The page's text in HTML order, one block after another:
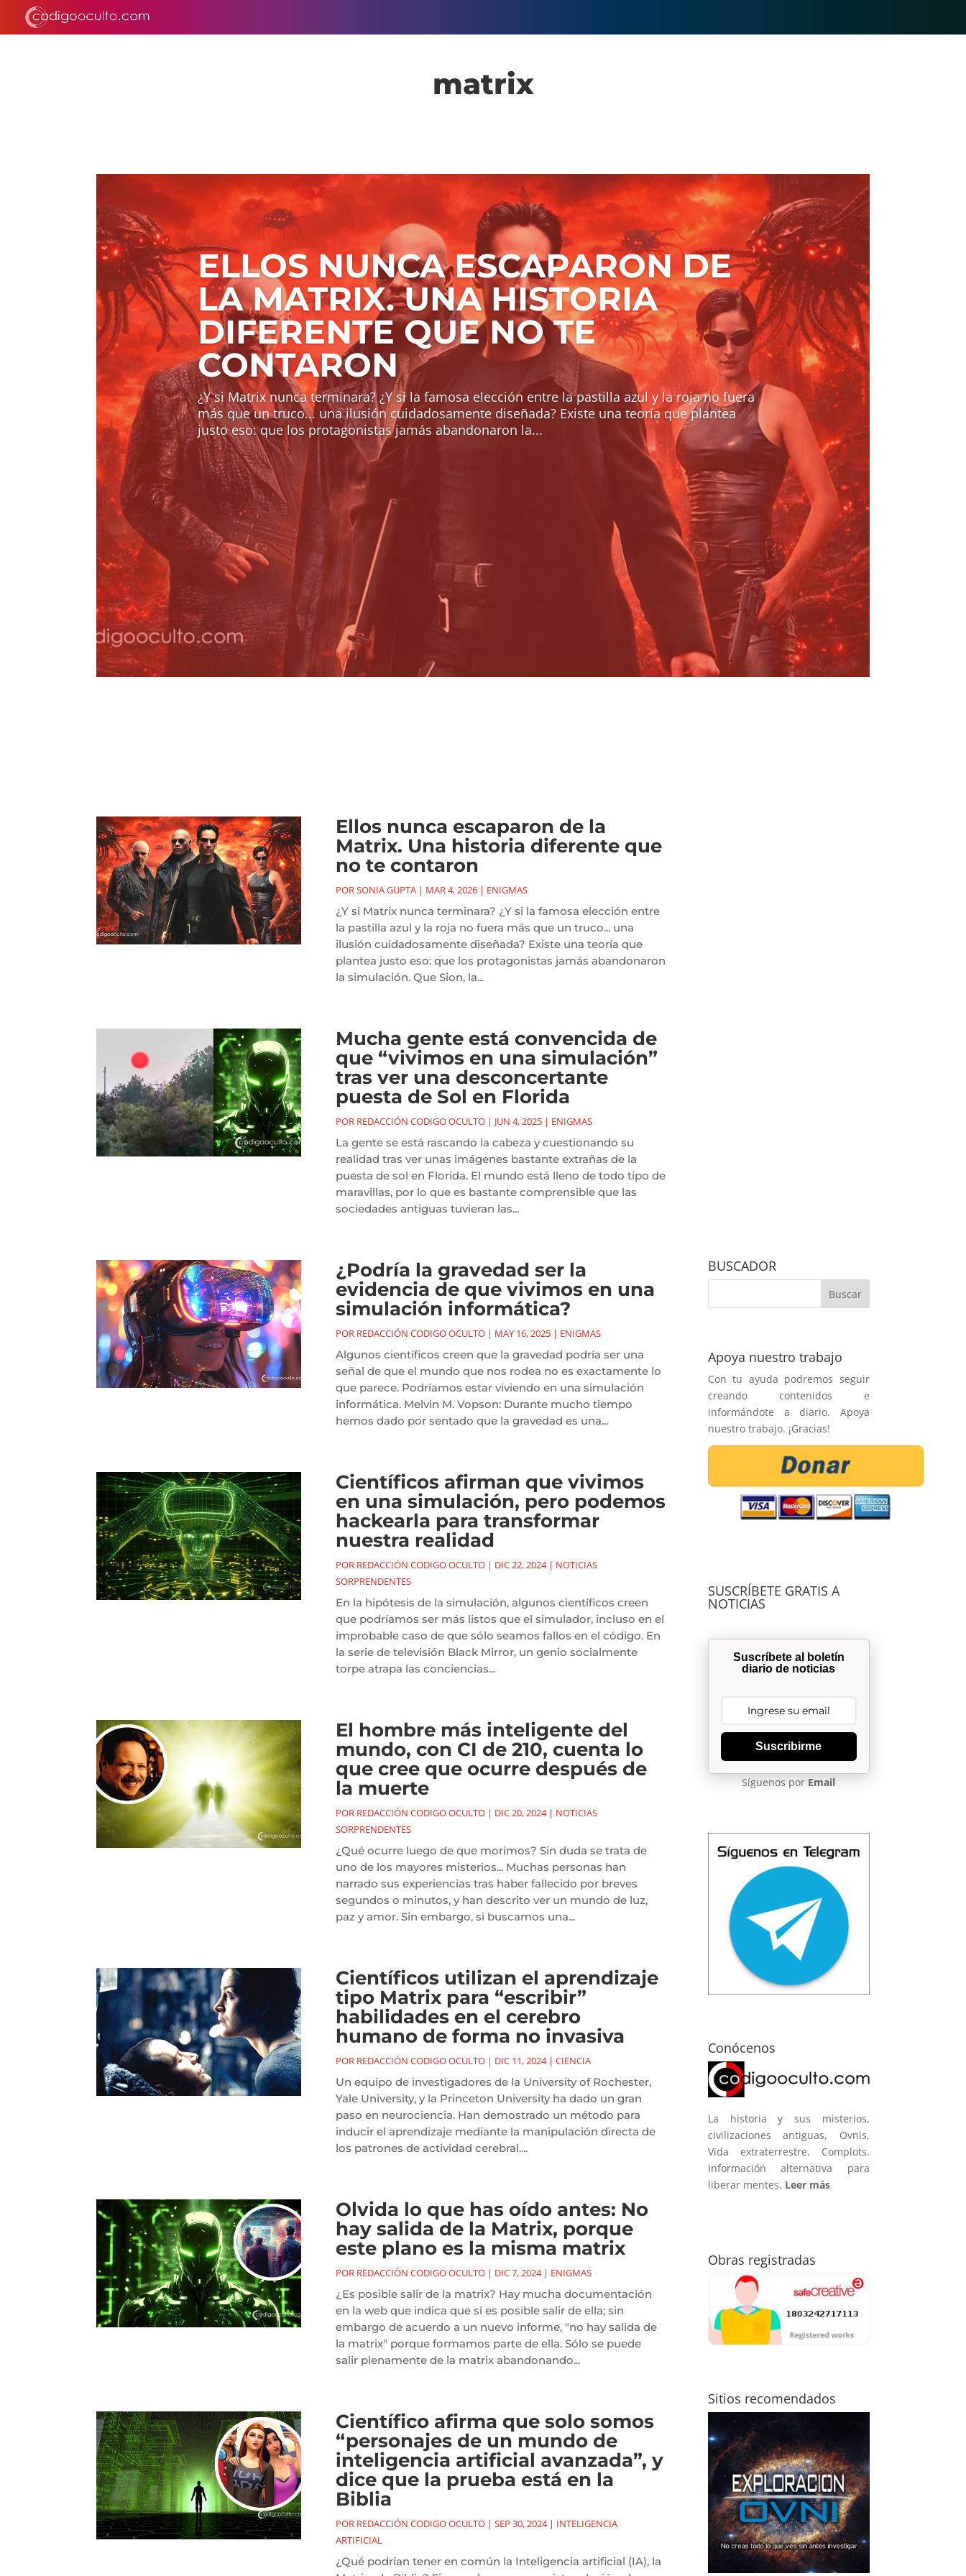
matrix
ELLOS NUNCA ESCAPARON DE
LA MATRIX. UNA HISTORIA
DIFERENTE QUE NO TE
CONTARON
¿Y si Matrix nunca terminara? ¿Y si la famosa elección entre la pastilla azul y la roja no fuera
más que un truco... una ilusión cuidadosamente diseñada? Existe una teoría que plantea
justo eso: que los protagonistas jamás abandonaron la...
Ellos nunca escaparon de la
Matrix. Una historia diferente que
no te contaron
PORSONIA GUPTA| MAR 4, 2026| ENIGMAS
¿Y si Matrix nunca terminara? ¿Y si la famosa elección entre
la pastilla azul y la roja no fuera más que un truco... una
ilusión cuidadosamente diseñada? Existe una teoría que
plantea justo eso: que los protagonistas jamás abandonaron
la simulación. Que Sion, la...
Mucha gente está convencida de
que “vivimos en una simulación”
tras ver una desconcertante
puesta de Sol en Florida
POR REDACCIÓN CODIGO OCULTO| JUN 4, 2025| ENIGMAS
La gente se está rascando la cabeza y cuestionando su
realidad tras ver unas imágenes bastante extrañas de la
puesta de sol en Florida. El mundo está lleno de todo tipo de
maravillas, por lo que es bastante comprensible que las
sociedades antiguas tuvieran las...
¿Podría la gravedad ser la
evidencia de que vivimos en una
simulación informática?
POR REDACCIÓN CODIGO OCULTO| MAY 16, 2025| ENIGMAS
Algunos científicos creen que la gravedad podría ser una
señal de que el mundo que nos rodea no es exactamente lo
que parece. Podríamos estar viviendo en una simulación
informática. Melvin M. Vopson: Durante mucho tiempo
hemos dado por sentado que la gravedad es una...
Científicos afirman que vivimos
en una simulación, pero podemos
hackearla para transformar
nuestra realidad
POR REDACCIÓN CODIGO OCULTO| DIC 22, 2024| NOTICIAS
SORPRENDENTES
En la hipótesis de la simulación, algunos científicos creen
que podríamos ser más listos que el simulador, incluso en el
improbable caso de que sólo seamos fallos en el código. En
la serie de televisión Black Mirror, un genio socialmente
torpe atrapa las conciencias...
El hombre más inteligente del
mundo, con CI de 210, cuenta lo
que cree que ocurre después de
la muerte
POR REDACCIÓN CODIGO OCULTO| DIC 20, 2024| NOTICIAS
SORPRENDENTES
¿Qué ocurre luego de que morimos? Sin duda se trata de
uno de los mayores misterios... Muchas personas han
narrado sus experiencias tras haber fallecido por breves
segundos o minutos, y han descrito ver un mundo de luz,
paz y amor. Sin embargo, si buscamos una...
Científicos utilizan el aprendizaje
tipo Matrix para “escribir”
habilidades en el cerebro
humano de forma no invasiva
POR REDACCIÓN CODIGO OCULTO| DIC 11, 2024| CIENCIA
Un equipo de investigadores de la University of Rochester,
Yale University, y la Princeton University ha dado un gran
paso en neurociencia. Han demostrado un método para
inducir el aprendizaje mediante la manipulación directa de
los patrones de actividad cerebral....
Olvida lo que has oído antes: No
hay salida de la Matrix, porque
este plano es la misma matrix
POR REDACCIÓN CODIGO OCULTO| DIC 7, 2024| ENIGMAS
¿Es posible salir de la matrix? Hay mucha documentación
en la web que indica que sí es posible salir de ella; sin
embargo de acuerdo a un nuevo informe, "no hay salida de
la matrix" porque formamos parte de ella. Sólo se puede
salir plenamente de la matrix abandonando...
Científico afirma que solo somos
“personajes de un mundo de
inteligencia artificial avanzada”, y
dice que la prueba está en la
Biblia
POR REDACCIÓN CODIGO OCULTO| SEP 30, 2024| INTELIGENCIA
ARTIFICIAL
¿Qué podrían tener en común la Inteligencia artificial (IA), la
BUSCADOR
Apoya nuestro trabajo
Con tu ayuda podremos seguir
creando contenidos e
informándote a diario. Apoya
nuestro trabajo. ¡Gracias!
SUSCRÍBETE GRATIS A
NOTICIAS
Suscríbete al boletín
diario de noticias
Suscribirme
Síguenos por Email
Conócenos
La historia y sus misterios,
civilizaciones antiguas, Ovnis,
Vida extraterrestre, Complots.
Información alternativa para
liberar mentes. Leer más
Obras registradas
Sitios recomendados